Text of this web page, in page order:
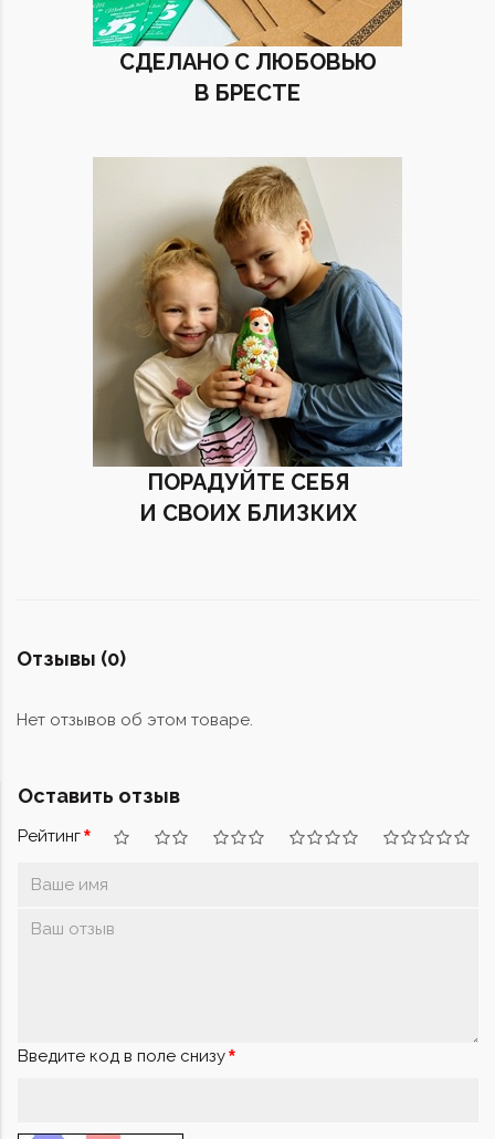
СДЕЛАНО С ЛЮБОВЬЮ
В БРЕСТЕ
ПОРАДУЙТЕ СЕБЯ
И СВОИХ БЛИЗКИХ
Отзывы (0)
Нет отзывов об этом товаре.
Оставить отзыв
Рейтинг
Введите код в поле снизу